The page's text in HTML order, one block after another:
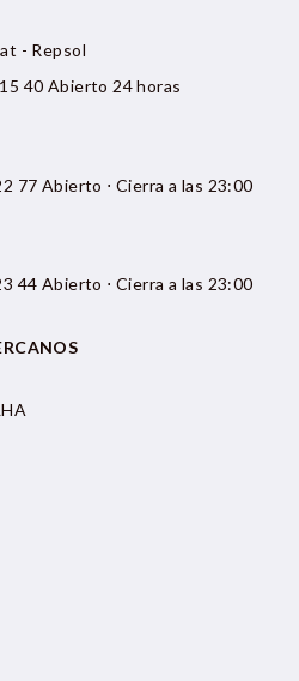
- Repsol
40 Abierto 24 horas
77 Abierto ⋅ Cierra a las 23:00
44 Abierto ⋅ Cierra a las 23:00